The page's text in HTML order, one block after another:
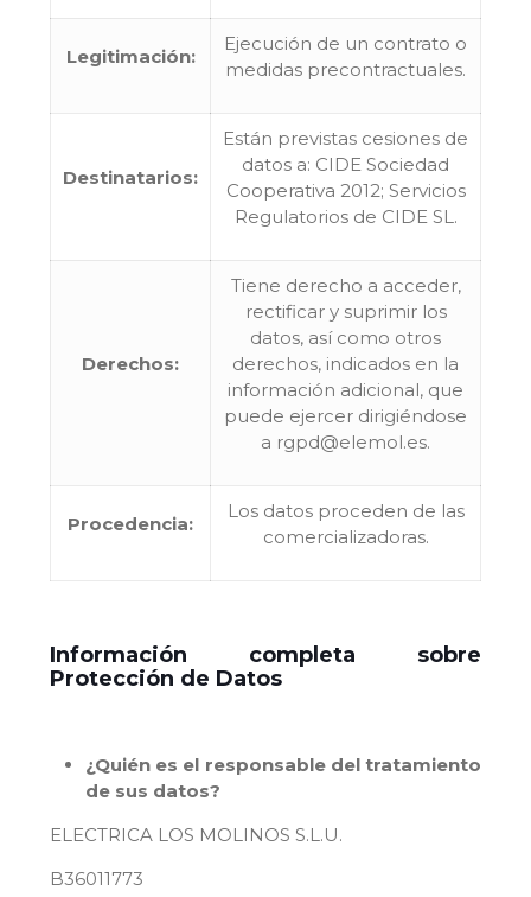
Legitimación:
Ejecución de un contrato o
medidas precontractuales.
Destinatarios:
Están previstas cesiones de
datos a: CIDE Sociedad
Cooperativa 2012; Servicios
Regulatorios de CIDE SL.
Derechos:
Tiene derecho a acceder,
rectificar y suprimir los
datos, así como otros
derechos, indicados en la
información adicional, que
puede ejercer dirigiéndose
a rgpd@elemol.es.
Procedencia:
Los datos proceden de las
comercializadoras.
Información completa sobre
Protección de Datos
¿Quién es el responsable del tratamiento
de sus datos?
ELECTRICA LOS MOLINOS S.L.U.
B36011773